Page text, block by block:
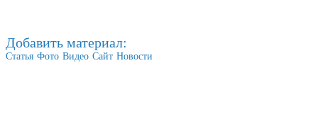
Добавить материал:
Статья Фото Видео Сайт Новости